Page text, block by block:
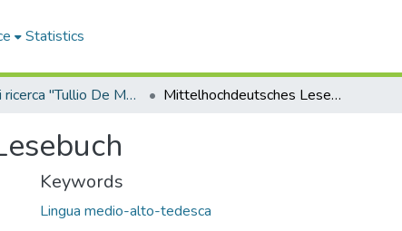
Statistics
Sala di ricerca "Tullio De Mauro" Mittelhochdeutsches Lesebuch
Keywords
Lingua medio-alto-tedesca